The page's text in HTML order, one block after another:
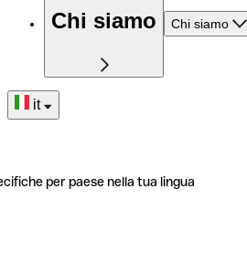
Chi siamo Chi siamo
it
per paese nella tua lingua